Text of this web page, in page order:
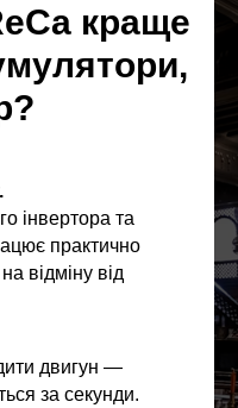
краще
інвертора та
практично
відміну від
двигун —
за секунди.